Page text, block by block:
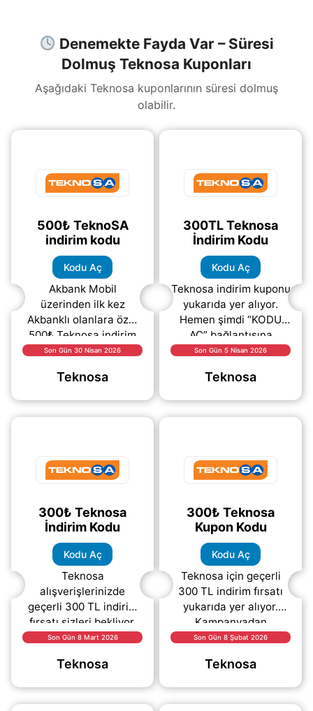
Denemekte Fayda Var – Süresi
Dolmuş Teknosa Kuponları
Aşağıdaki Teknosa kuponlarının süresi dolmuş
olabilir.
500₺ TeknoSA
indirim kodu
Kodu Aç
Akbank Mobil
üzerinden ilk kez
Akbanklı olanlara özel
500₺ Teknosa indirim
fırsatı! Davet kodunu
katılın ve
Son Gün 30 Nisan 2026
Teknosa
300TL Teknosa
İndirim Kodu
Kodu Aç
Teknosa indirim kuponu
yukarıda yer alıyor.
Hemen şimdi “KODU
AÇ” bağlantısına
tıklayarak indirim
ve ödeme adımında
Son Gün 5 Nisan 2026
Teknosa
300₺ Teknosa
İndirim Kodu
Kodu Aç
Teknosa
alışverişlerinizde
geçerli 300 TL indirim
fırsatı sizleri bekliyor.
Yukarıdaki bağlantıya
ve ödeme adımında
Son Gün 8 Mart 2026
Teknosa
300₺ Teknosa
Kupon Kodu
Kodu Aç
Teknosa için geçerli
300 TL indirim fırsatı
yukarıda yer alıyor.
Kampanyadan
yararlanmak için hemen
tıklayarak indirim
Son Gün 8 Şubat 2026
Teknosa